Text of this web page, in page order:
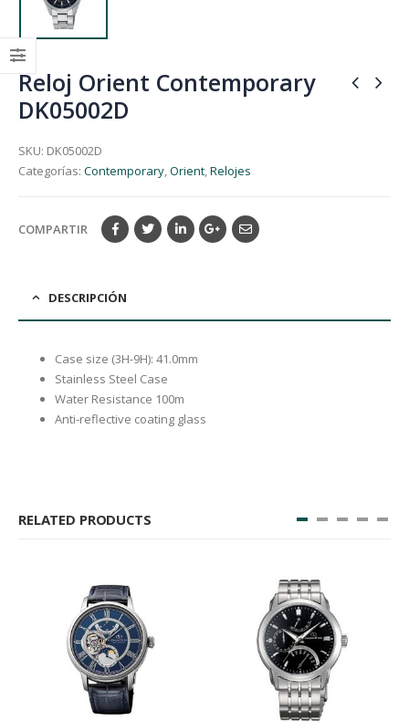
Reloj Orient Contemporary
DK05002D
SKU: DK05002D
Categorías: Contemporary,Orient,Relojes
COMPARTIR
DESCRIPCIÓN
Case size (3H-9H): 41.0mm
Stainless Steel Case
Water Resistance 100m
Anti-reflective coating glass
RELATED PRODUCTS